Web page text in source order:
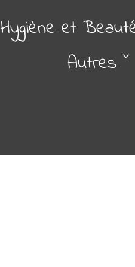
Hygiène et
Autres